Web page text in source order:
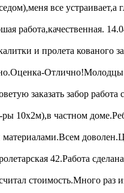
все устраивает,а
работа,качественная.
и пролета кованого
заказать забор работа
10х2м),в частном
42.Работа
стоимость.Много раз